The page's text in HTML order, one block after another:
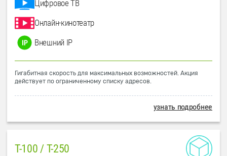
Цифровое ТВ
Онлайн-кинотеатр
Внешний IP
Гигабитная скорость для максимальных возможностей. Акция
действует по ограниченному списку адресов.
узнать подробнее
T-100 / T-250